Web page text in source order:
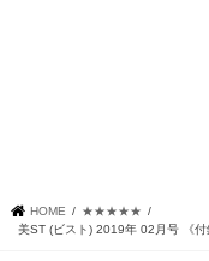
HOME
★★★★★
美ST (ビスト) 2019年 02月号 《